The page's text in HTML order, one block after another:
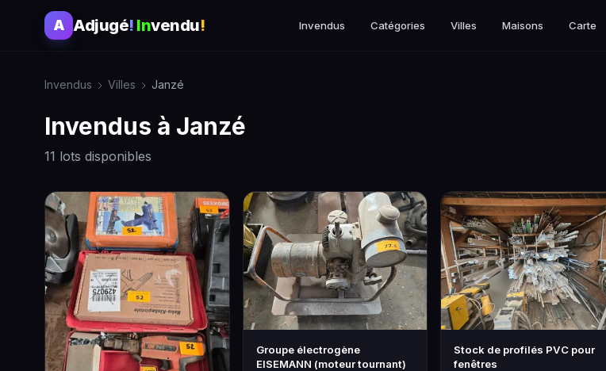
A Adjugé! Invendu! Invendus Catégories Villes Maisons Carte
Invendus Villes Janzé
Invendus à Janzé
11 lots disponibles
Groupe électrogène
EISEMANN (moteur tournant)
Stock de profilés PVC pour
fenêtres